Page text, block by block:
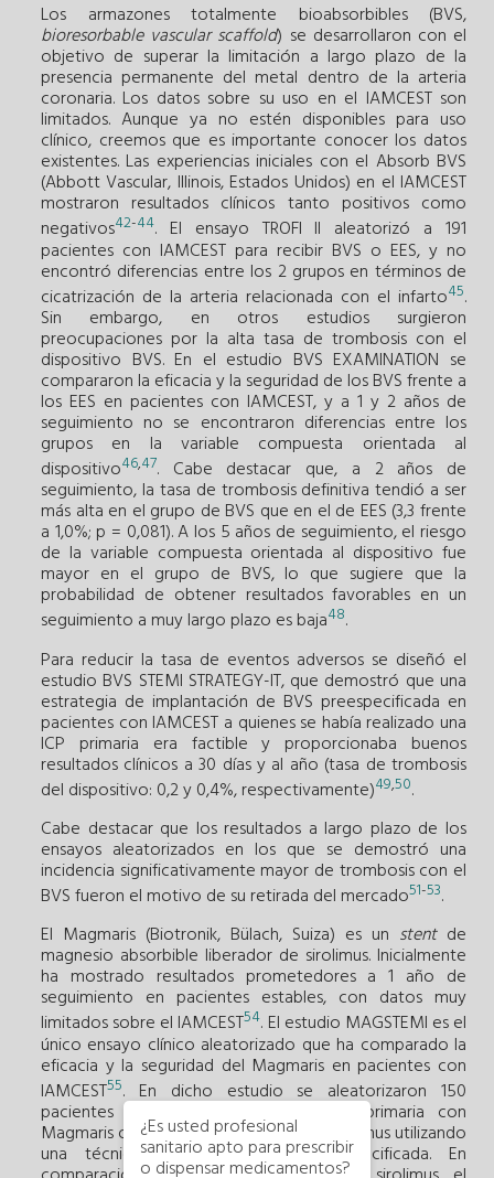
Los armazones totalmente bioabsorbibles (BVS,
bioresorbable vascular scaffold) se desarrollaron con el
objetivo de superar la limitación a largo plazo de la
presencia permanente del metal dentro de la arteria
coronaria. Los datos sobre su uso en el IAMCEST son
limitados. Aunque ya no estén disponibles para uso
clínico, creemos que es importante conocer los datos
existentes. Las experiencias iniciales con el Absorb BVS
(Abbott Vascular, Illinois, Estados Unidos) en el IAMCEST
mostraron resultados clínicos tanto positivos como
negativos42-44. El ensayo TROFI II aleatorizó a 191
pacientes con IAMCEST para recibir BVS o EES, y no
encontró diferencias entre los 2 grupos en términos de
cicatrización de la arteria relacionada con el infarto45.
Sin embargo, en otros estudios surgieron
preocupaciones por la alta tasa de trombosis con el
dispositivo BVS. En el estudio BVS EXAMINATION se
compararon la eficacia y la seguridad de los BVS frente a
los EES en pacientes con IAMCEST, y a 1 y 2 años de
seguimiento no se encontraron diferencias entre los
grupos en la variable compuesta orientada al
dispositivo46,47. Cabe destacar que, a 2 años de
seguimiento, la tasa de trombosis definitiva tendió a ser
más alta en el grupo de BVS que en el de EES (3,3 frente
a 1,0%; p = 0,081). A los 5 años de seguimiento, el riesgo
de la variable compuesta orientada al dispositivo fue
mayor en el grupo de BVS, lo que sugiere que la
probabilidad de obtener resultados favorables en un
seguimiento a muy largo plazo es baja48.
Para reducir la tasa de eventos adversos se diseñó el
estudio BVS STEMI STRATEGY-IT, que demostró que una
estrategia de implantación de BVS preespecificada en
pacientes con IAMCEST a quienes se había realizado una
ICP primaria era factible y proporcionaba buenos
resultados clínicos a 30 días y al año (tasa de trombosis
del dispositivo: 0,2 y 0,4%, respectivamente)49,50.
Cabe destacar que los resultados a largo plazo de los
ensayos aleatorizados en los que se demostró una
incidencia significativamente mayor de trombosis con el
BVS fueron el motivo de su retirada del mercado51-53.
El Magmaris (Biotronik, Bülach, Suiza) es un stentde
magnesio absorbible liberador de sirolimus. Inicialmente
ha mostrado resultados prometedores a 1 año de
seguimiento en pacientes estables, con datos muy
limitados sobre el IAMCEST54. El estudio MAGSTEMI es el
único ensayo clínico aleatorizado que ha comparado la
eficacia y la seguridad del Magmaris en pacientes con
IAMCEST55. En dicho estudio se aleatorizaron 150
pacientes para ser tratados con ICP primaria con
Magmaris o constents liberadores de sirolimus utilizando
una técnica de implantación preespecificada. En
¿Es usted profesional
sanitario apto para prescribir
o dispensar medicamentos?